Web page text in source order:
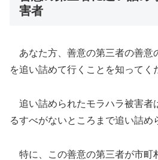
害者
あなた方、善意の第三者の善意
を追い詰めて行くことを知ってく
追い詰められたモラハラ被害者
るすべがないところまで追い詰め
特に、この善意の第三者が市町